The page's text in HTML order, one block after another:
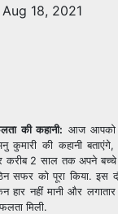
Aug 18, 2021
की कहानी: आज आपको
की कहानी
करीब 2 साल तक अपने बच्चे
सफर को पूरा किया. इस
हार नहीं मानी और
मिली.